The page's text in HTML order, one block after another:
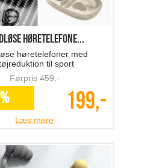
høretelefone...
høretelefoner med
til sport
Førpris459,-
199,-
Læs mere